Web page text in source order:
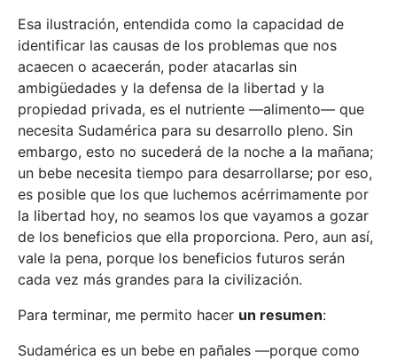
Esa ilustración, entendida como la capacidad de
identificar las causas de los problemas que nos
acaecen o acaecerán, poder atacarlas sin
ambigüedades y la defensa de la libertad y la
propiedad privada, es el nutriente —alimento— que
necesita Sudamérica para su desarrollo pleno. Sin
embargo, esto no sucederá de la noche a la mañana;
un bebe necesita tiempo para desarrollarse; por eso,
es posible que los que luchemos acérrimamente por
la libertad hoy, no seamos los que vayamos a gozar
de los beneficios que ella proporciona. Pero, aun así,
vale la pena, porque los beneficios futuros serán
cada vez más grandes para la civilización.
Para terminar, me permito hacer un resumen:
Sudamérica es un bebe en pañales —porque como